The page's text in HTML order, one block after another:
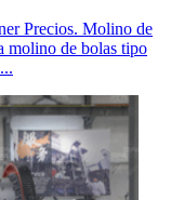
Precios. Molino de
molino de bolas tipo